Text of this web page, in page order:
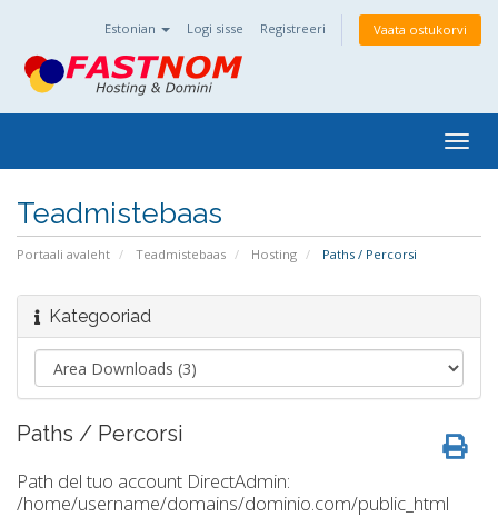
Estonian Logi sisse Registreeri Vaata ostukorvi
Teadmistebaas
Portaali avaleht Teadmistebaas Hosting Paths / Percorsi
Kategooriad
Paths / Percorsi
Path del tuo account DirectAdmin:
/home/username/domains/dominio.com/public_html